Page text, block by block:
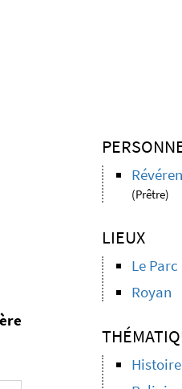
(Prêtre)
LIEUX
Le Parc
Royan
Histoire